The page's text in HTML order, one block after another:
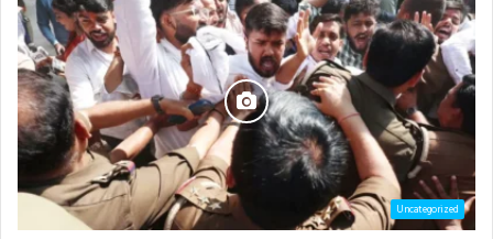
Uncategorized